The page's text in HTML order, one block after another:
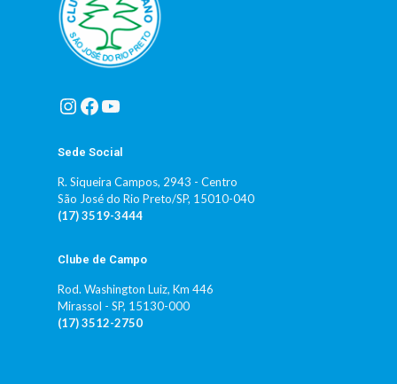
Instagram
Facebook
Youtube
Sede Social
R. Siqueira Campos, 2943 - Centro
São José do Rio Preto/SP, 15010-040
(17) 3519-3444
Clube de Campo
Rod. Washington Luiz, Km 446
Mirassol - SP, 15130-000
(17) 3512-2750